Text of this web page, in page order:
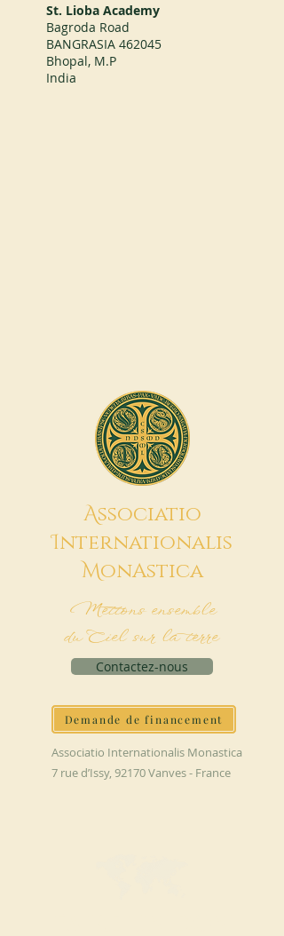
St. Lioba Academy
Bagroda Road
BANGRASIA 462045
Bhopal, M.P
India
Associatio
Internationalis
MonAstica
Mettons ensemble
du Ciel sur la terre
Contactez-nous
Demande de financement
Associatio Internationalis Monastica
7 rue d’Issy, 92170 Vanves - France